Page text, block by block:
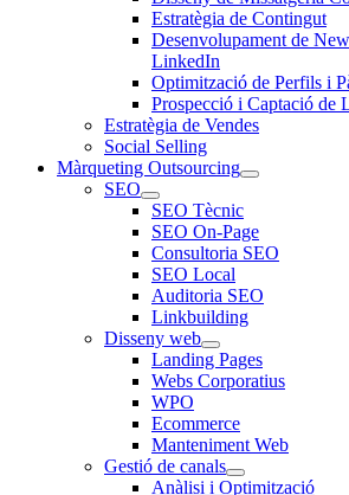
Estratègia de Contingut
Desenvolupament de
LinkedIn
Optimització de Perfils i
Prospecció i Captació de
Estratègia de Vendes
Social Selling
Màrqueting Outsourcing
SEO
SEO Tècnic
SEO On-Page
Consultoria SEO
SEO Local
Auditoria SEO
Linkbuilding
Disseny web
Landing Pages
Webs Corporatius
WPO
Ecommerce
Manteniment Web
Gestió de canals
Anàlisi i Optimització